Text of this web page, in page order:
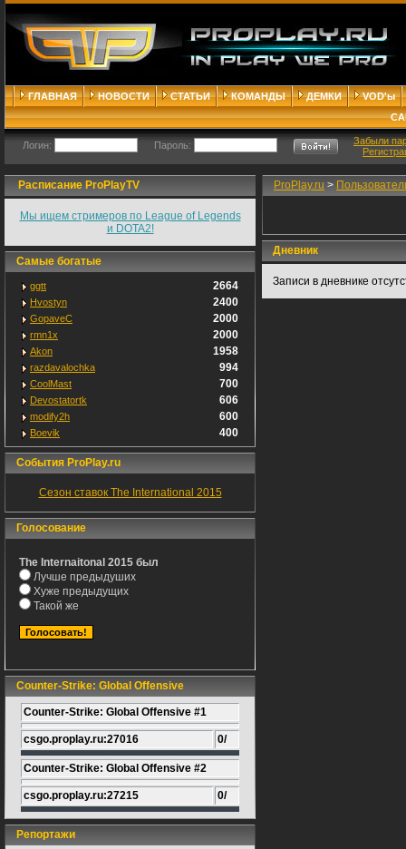
ГЛАВНАЯ НОВОСТИ СТАТЬИ КОМАНДЫ ДЕМКИ
VOD'ы
Логин: Пароль:
Забыли
Расписание ProPlayTV
Мы ищем стримеров по League of Legends
и DOTA2!
Самые богатые
ggtt 2664
Hvostyn 2400
GopaveC 2000
rmn1x 2000
Akon 1958
razdavalochka 994
CoolMast 700
Devostatortk 606
modify2h 600
Boevik 400
События ProPlay.ru
Сезон ставок The International 2015
Голосование
The Internaitonal 2015 был
Лучше предыдуших
Хуже предыдущих
Такой же
Counter-Strike: Global Offensive
Counter-Strike: Global Offensive #1
csgo.proplay.ru:27016 0/
Counter-Strike: Global Offensive #2
csgo.proplay.ru:27215 0/
Репортажи
ProPlay.ru >
Дневник
Записи в дневнике